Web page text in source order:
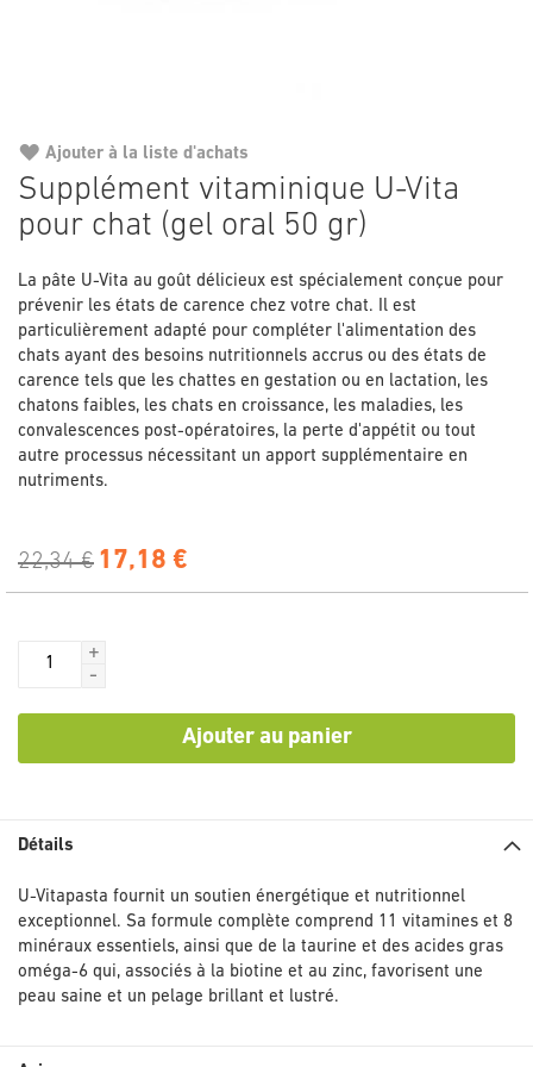
Supplément vitaminique U-Vita
pour chat (gel oral 50 gr)
La pâte U-Vita au goût délicieux est spécialement conçue pour
prévenir les états de carence chez votre chat. Il est
particulièrement adapté pour compléter l'alimentation des
chats ayant des besoins nutritionnels accrus ou des états de
carence tels que les chattes en gestation ou en lactation, les
chatons faibles, les chats en croissance, les maladies, les
convalescences post-opératoires, la perte d'appétit ou tout
autre processus nécessitant un apport supplémentaire en
nutriments.
22,34 € 17,18 €
+
-
Ajouter au panier
Ajouter à la liste d'achats
au
début
Galerie
d’images
Détails
U-Vitapasta fournit un soutien énergétique et nutritionnel
exceptionnel. Sa formule complète comprend 11 vitamines et 8
minéraux essentiels, ainsi que de la taurine et des acides gras
oméga-6 qui, associés à la biotine et au zinc, favorisent une
peau saine et un pelage brillant et lustré.